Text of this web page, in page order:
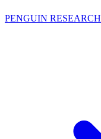
PENGUIN RESEARCH